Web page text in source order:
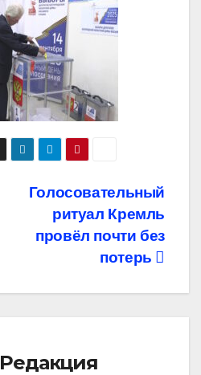
Голосовательный
ритуал Кремль
провёл почти без
потерь
Редакция